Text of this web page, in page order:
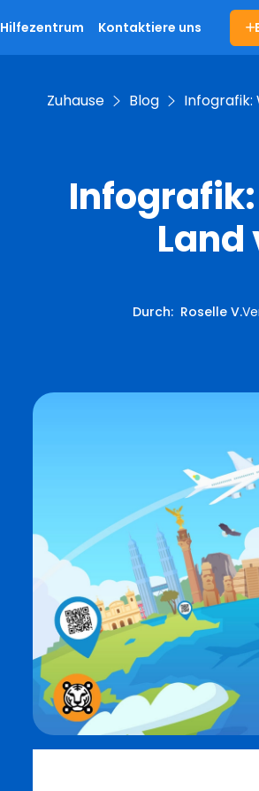
Hilfezentrum Kontaktiere uns
Zuhause Blog Infografik:
Infografik:
Durch: Roselle V.